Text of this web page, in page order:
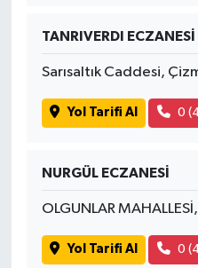
TANRIVERDI ECZANESİ
Sarısaltık Caddesi,
Yol Tarifi Al 0
NURGÜL ECZANESİ
OLGUNLAR
Yol Tarifi Al 0